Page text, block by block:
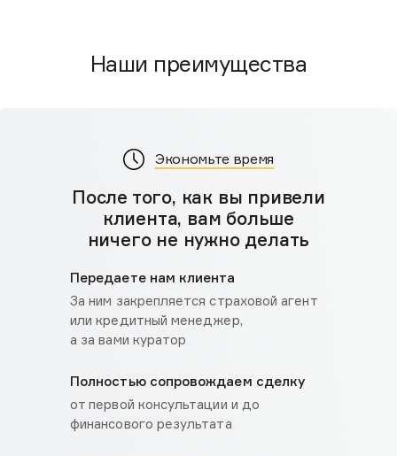
Наши преимущества
Экономьте время
После того, как вы привели
клиента, вам больше
ничего не нужно делать
Передаете нам клиента
За ним закрепляется страховой агент
или кредитный менеджер,
а за вами куратор
Полностью сопровождаем сделку
от первой консультации и до
финансового результата